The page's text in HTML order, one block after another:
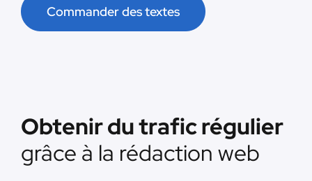
Commander des textes
Obtenir du trafic régulier
grâce à la rédaction web